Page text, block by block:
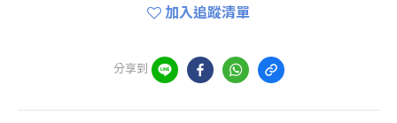
加入追蹤清單
分享到